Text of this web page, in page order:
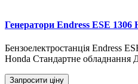
Генератори Endress ESE 1306
Бензоелектростанція Endress
Honda Стандартне
Запросити ціну